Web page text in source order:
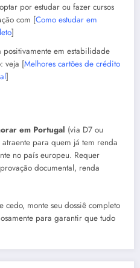
por estudar ou fazer cursos
com [Como estudar em
]
em estabilidade
veja [Melhores cartões de crédito
]
em Portugal (via D7 ou
para quem já tem renda
no país europeu. Requer
documental, renda
cedo, monte seu dossiê completo
para garantir que tudo